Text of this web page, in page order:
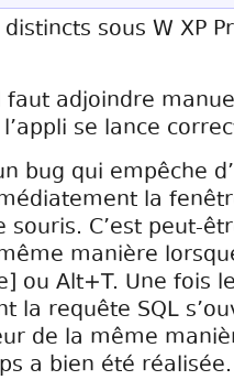
sous W XP
faut adjoindre
se lance
bug qui empêche
la
C’est peut-
manière
ou Alt+T. Une fois
la requête SQL
de la même
a bien été réalisée.